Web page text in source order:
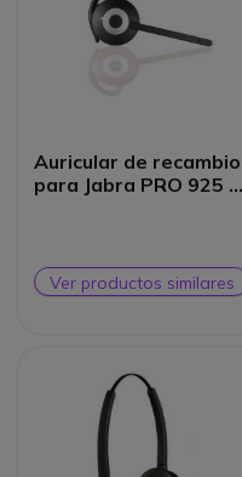
Auricular de recambio
para Jabra PRO 925 y
Ver productos similares